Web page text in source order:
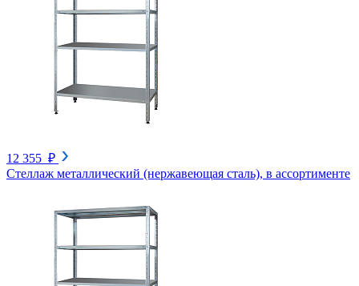
12 355 ₽
Стеллаж металлический (нержавеющая сталь), в ассортименте